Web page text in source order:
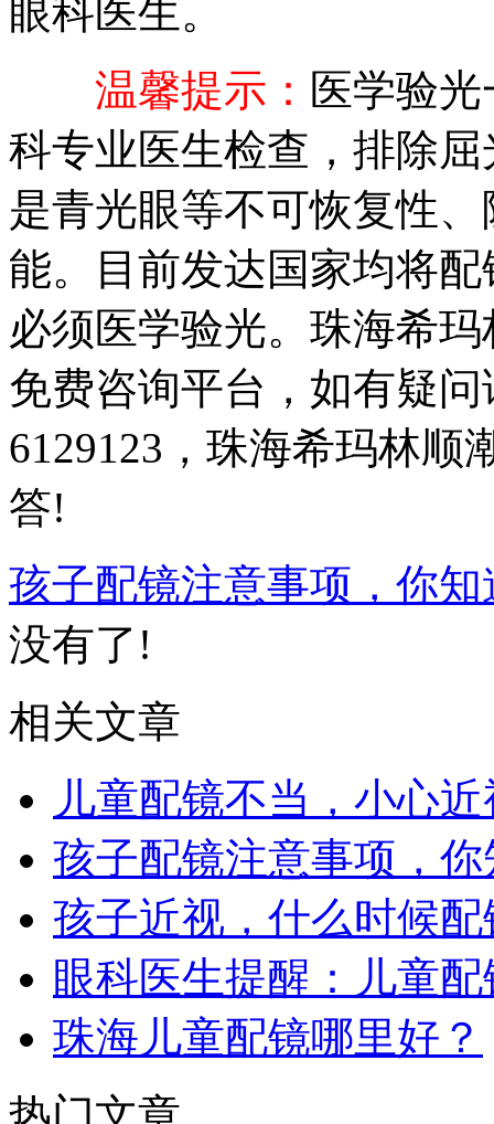
眼科医生。
温馨提示： 医学验
科专业医生检查，排除
是青光眼等不可恢复性
能。目前发达国家均将
必须医学验光。珠海希
免费咨询平台，如有疑
6129123，珠海希玛林顺
答!
孩子配镜注意事项，你知
没有了!
相关文章
儿童配镜不当，小心
孩子配镜注意事项，你
孩子近视，什么时候配
眼科医生提醒：儿童
珠海儿童配镜哪里好？